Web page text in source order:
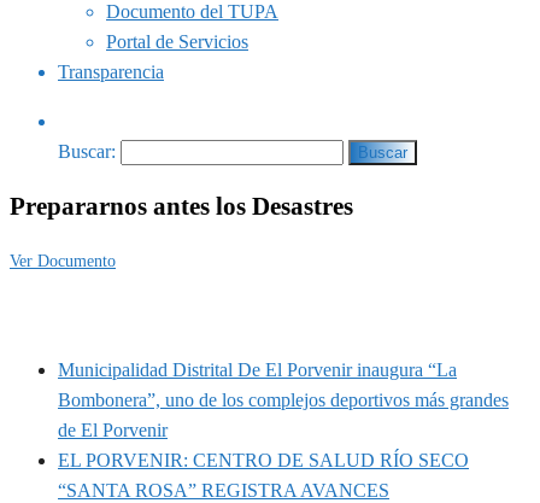
Documento del TUPA
Portal de Servicios
Transparencia
Buscar:
Prepararnos antes los Desastres
Ver Documento
Municipalidad Distrital De El Porvenir inaugura “La
Bombonera”, uno de los complejos deportivos más grandes
de El Porvenir
EL PORVENIR: CENTRO DE SALUD RÍO SECO
“SANTA ROSA” REGISTRA AVANCES